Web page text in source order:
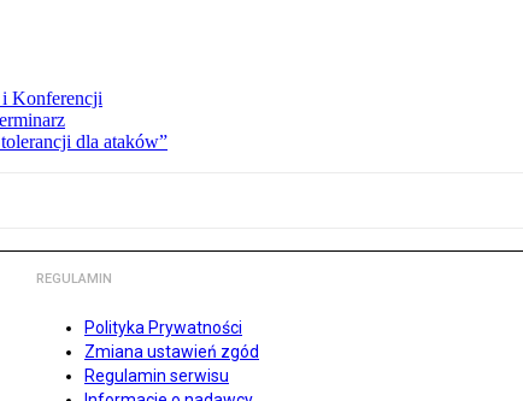
i Konferencji
dla ataków”
REGULAMIN
Polityka Prywatności
Zmiana ustawień zgód
Regulamin serwisu